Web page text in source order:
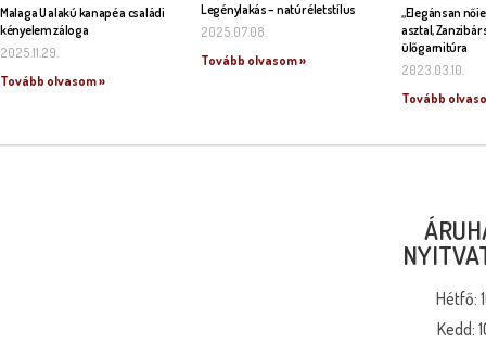
Malaga U alakú kanapé a családi
kényelem záloga
2025.11.29.
Tovább olvasom »
Legénylakás – natúr életstílus
2025.07.08.
Tovább olvasom »
„Elegánsan
asztal, Zanzibár
ülőgarnitúra
2023.03.10.
Tovább
Hétfő:
Kedd: